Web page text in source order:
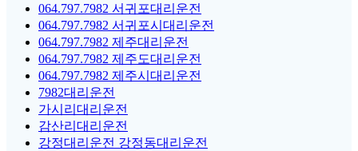
064.797.7982 서귀포대리운전
064.797.7982 서귀포시대리운전
064.797.7982 제주대리운전
064.797.7982 제주도대리운전
064.797.7982 제주시대리운전
7982대리운전
가시리대리운전
감산리대리운전
강정대리운전 강정동대리운전